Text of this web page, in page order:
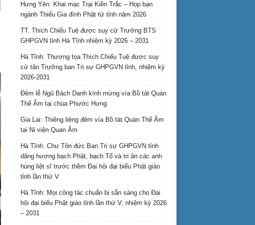
Hưng Yên: Khai mạc Trại Kiền Trắc – Họp bạn
ngành Thiếu Gia đình Phật tử tỉnh năm 2026
TT. Thích Chiếu Tuệ được suy cử Trưởng BTS
GHPGVN tỉnh Hà Tĩnh nhiệm kỳ 2026 – 2031
Hà Tĩnh: Thượng tọa Thích Chiếu Tuệ được suy
cử tân Trưởng ban Trị sự GHPGVN tỉnh, nhiệm kỳ
2026-2031
Đêm lễ Ngũ Bách Danh kính mừng vía Bồ tát Quán
Thế Âm tại chùa Phước Hưng
Gia Lai: Thiêng liêng đêm vía Bồ tát Quán Thế Âm
tại Ni viện Quan Âm
Hà Tĩnh: Chư Tôn đức Ban Trị sự GHPGVN tỉnh
dâng hương bạch Phật, bạch Tổ và tri ân các anh
hùng liệt sĩ trước thềm Đại hội đại biểu Phật giáo
tỉnh lần thứ V
Hà Tĩnh: Mọi công tác chuẩn bị sẵn sàng cho Đại
hội đại biểu Phật giáo tỉnh lần thứ V, nhiệm kỳ 2026
– 2031